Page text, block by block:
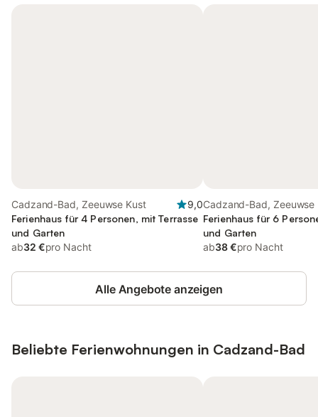
Cadzand-Bad, Zeeuwse Kust
9,0
Ferienhaus für 4 Personen, mit Terrasse
und Garten
ab32 €pro Nacht
Cadzand-Bad, Zeeuwse
Ferienhaus für 6
und Garten
ab38 €pro Nacht
Alle Angebote anzeigen
Beliebte Ferienwohnungen in Cadzand-Bad